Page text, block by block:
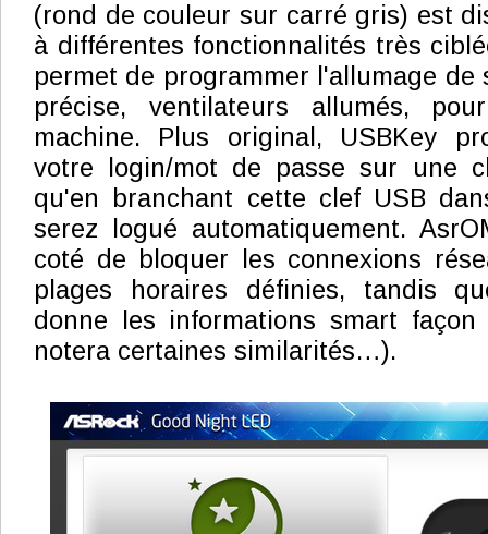
(rond de couleur sur carré gris) est
à différentes fonctionnalités très
permet de programmer l'allumage de
précise, ventilateurs allumés,
machine. Plus original, USBKey
votre login/mot de passe sur une
qu'en branchant cette clef USB
serez logué automatiquement.
coté de bloquer les connexions
plages horaires définies, tandis
donne les informations smart façon
notera certaines similarités…).